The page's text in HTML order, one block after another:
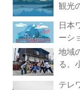
観光
日本
ーシ
地域
る。
テレ